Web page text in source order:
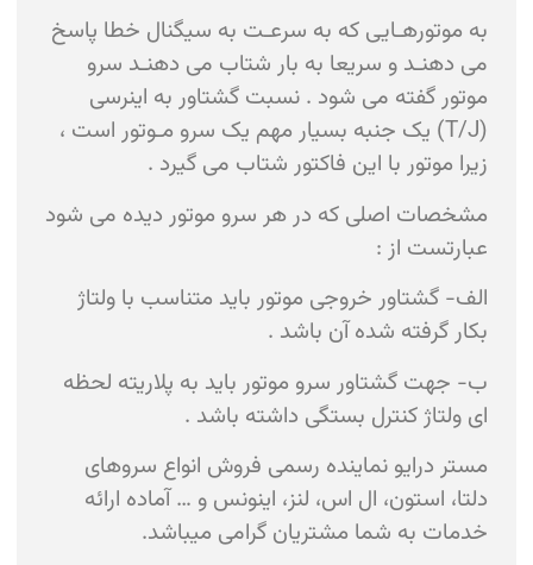
به موتورهـایی که به سرعـت به سیگنال خطا پاسخ
می دهنـد و سریعا به بار شتاب می دهنـد سرو
موتور گفته می شود . نسبت گشتاور به اینرسی
(T/J) یک جنبه بسیار مهم یک سرو مـوتور است ،
زیرا موتور با این فاکتور شتاب می گیرد .
مشخصات اصلی که در هر سرو موتور دیده می شود
عبارتست از :
الف- گشتاور خروجی موتور باید متناسب با ولتاژ
بکار گرفته شده آن باشد .
ب- جهت گشتاور سرو موتور باید به پلاریته لحظه
ای ولتاژ کنترل بستگی داشته باشد .
مستر درایو نماینده رسمی فروش انواع سروهای
دلتا، استون، ال اس، لنز، اینونس و … آماده ارائه
خدمات به شما مشتریان گرامی میباشد.